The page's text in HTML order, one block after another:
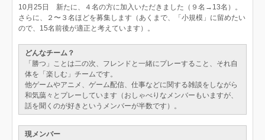
10月25日 新たに、４名の方に加入いただきました（９名→13名）。
さらに、２〜３名ほどを募集します（あくまで、「小規模」に留めたい
ので、15名前後が適正と考えています）。
どんなチーム？
「勝つ」ことは二の次、フレンドと一緒にプレーすること、それ自
体を「楽しむ」チームです。
他ゲームやアニメ、ゲーム配信、仕事などに関する雑談をしながら
和気藹々とプレーしています（おしゃべりなメンバーもいますが、
話を聞くのが好きというメンバーが半数です）。
現メンバー